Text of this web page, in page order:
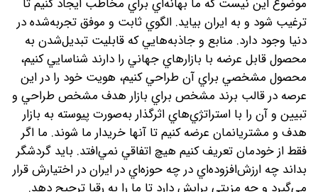
موضوع اين نيست که ما بهانه‌اي براي مخاطب ايجاد کنيم تا
ترغيب شود و به ايران بيايد. الگوي ثابت و موفق تجربه‌شده در
دنيا وجود دارد. منابع و جاذبه‌هايي که قابليت تبديل‌شدن به
محصول قابل عرضه با بازارهاي جهاني را دارند شناسايي کنيم،‌
محصول مشخصي براي آن طراحي کنيم، هويت خود را در اين
عرصه در قالب برند مشخص براي بازار هدف مشخص طراحي و
تبيين و آن را با استراتژي‌هاي اثرگذار به‌صورت پيوسته به بازار
هدف و مشتريانمان عرضه کنيم تا آنها خريدار ما شوند. ما اگر
فقط از خودمان تعريف کنيم هيچ اتفاقي نمي‌افتد. بايد گردشگر
بداند چه ارزش‌افزوده‌اي در چه حوزه‌اي در ايران در اختيارش قرار
مي‌گيرد و چه مزيتي برايش دارد تا ما را به رقبا ترجيح دهد.